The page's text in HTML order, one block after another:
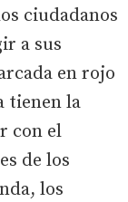
ciudadanos
a sus
en rojo
tienen la
con el
de los
los